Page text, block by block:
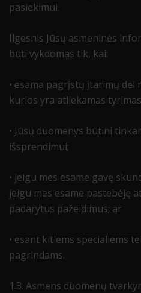
pasiekimui.
Ilgesnis Jūsų asmeninės
būti vykdomas tik, kai:
• esama pagrįstų įtarimų dėl
kurios yra atliekamas
• Jūsų duomenys būtini
išsprendimui;
• jeigu mes esame gavę
jeigu mes esame pastebėję
padarytus pažeidimus; ar
• esant kitiems specialiems
pagrindams.
1.3. Asmens duomenų